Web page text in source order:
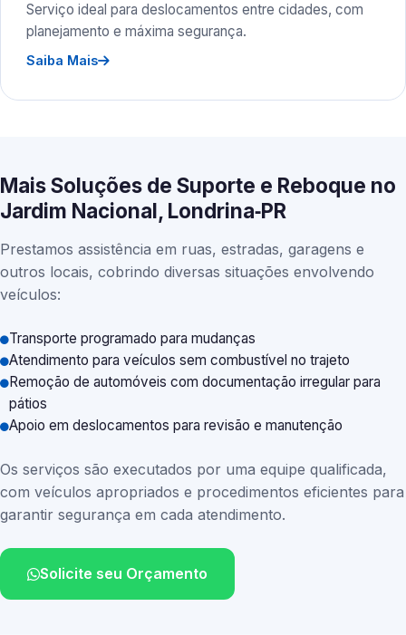
Serviço ideal para deslocamentos entre cidades, com
planejamento e máxima segurança.
Saiba Mais
Mais Soluções de Suporte e Reboque no
Jardim Nacional, Londrina‑PR
Prestamos assistência em ruas, estradas, garagens e
outros locais, cobrindo diversas situações envolvendo
veículos:
Transporte programado para mudanças
Atendimento para veículos sem combustível no trajeto
Remoção de automóveis com documentação irregular para
pátios
Apoio em deslocamentos para revisão e manutenção
Os serviços são executados por uma equipe qualificada,
com veículos apropriados e procedimentos eficientes para
garantir segurança em cada atendimento.
Solicite seu Orçamento